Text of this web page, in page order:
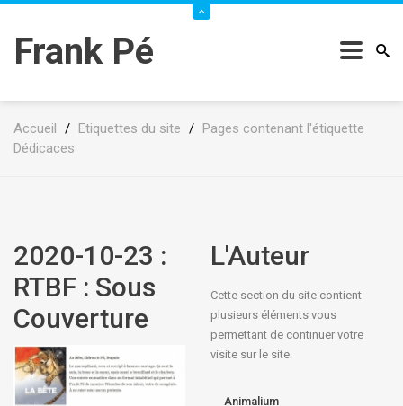
Frank Pé
Accueil / Etiquettes du site / Pages contenant l'étiquette
Dédicaces
2020-10-23 :
RTBF : Sous
Couverture
L'Auteur
Cette section du site contient
plusieurs éléments vous
permettant de continuer votre
visite sur le site.
Animalium